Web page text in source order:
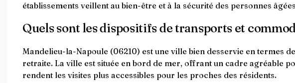
établissements veillent au bien-être et à la sécurité des personnes
Quels sont les dispositifs de transports et
Mandelieu-la-Napoule (06210) est une ville bien desservie en termes
retraite. La ville est située en bord de mer, offrant un cadre agréable
rendent les visites plus accessibles pour les proches des résidents.